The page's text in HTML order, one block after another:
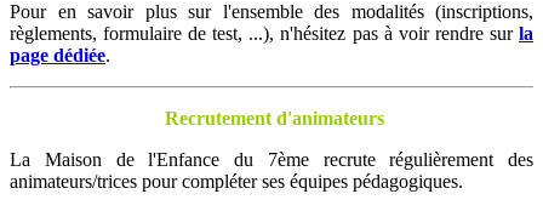
Pour en savoir plus sur l'ensemble des modalités (inscriptions,
règlements, formulaire de test, ...), n'hésitez pas à voir rendre sur la
page dédiée.
Recrutementd'animateurs
La Maison de l'Enfance du 7ème recrute régulièrement des
animateurs/trices pour compléter ses équipes pédagogiques.